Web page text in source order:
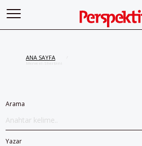
ANA SAYFA
Merve el-Sherbini
Arama
Yazar